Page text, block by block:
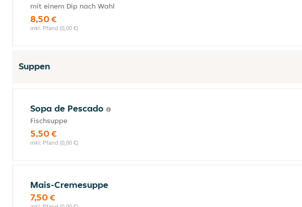
mit einem Dip nach Wahl
8,50 €
inkl. Pfand (0,00 €)
Suppen
Sopa de Pescado
Fischsuppe
5,50 €
inkl. Pfand (0,00 €)
Mais-Cremesuppe
7,50 €